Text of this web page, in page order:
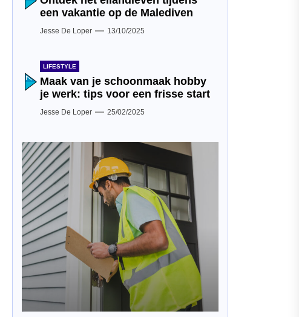
een vakantie op de Malediven
Jesse De Loper 13/10/2025
LIFESTYLE
Maak van je schoonmaak hobby
je werk: tips voor een frisse start
Jesse De Loper 25/02/2025